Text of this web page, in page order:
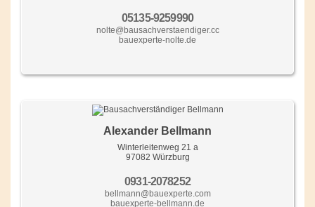
05135-9259990
nolte@bausachverstaendiger.cc
bauexperte-nolte.de
Alexander Bellmann
Winterleitenweg 21 a
97082 Würzburg
0931-2078252
bellmann@bauexperte.com
bauexperte-bellmann.de